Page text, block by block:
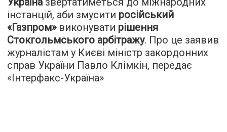
інстанцій, аби змусити російський
«Газпром»виконувати рішення
Стокгольмського арбітражу. Про це заявив
журналістам у Києві міністр закордонних
справ України Павло Клімкін, передає
«Інтерфакс-Україна»